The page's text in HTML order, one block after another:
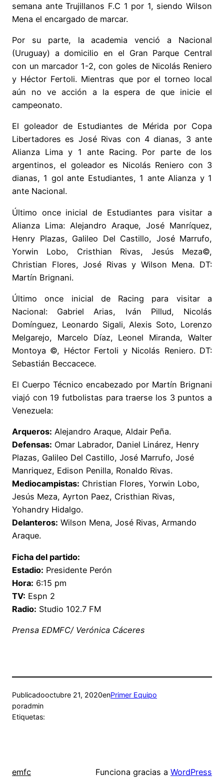
semana ante Trujillanos F.C 1 por 1, siendo Wilson
Mena el encargado de marcar.
Por su parte, la academia venció a Nacional
(Uruguay) a domicilio en el Gran Parque Central
con un marcador 1-2, con goles de Nicolás Reniero
y Héctor Fertoli. Mientras que por el torneo local
aún no ve acción a la espera de que inicie el
campeonato.
El goleador de Estudiantes de Mérida por Copa
Libertadores es José Rivas con 4 dianas, 3 ante
Alianza Lima y 1 ante Racing. Por parte de los
argentinos, el goleador es Nicolás Reniero con 3
dianas, 1 gol ante Estudiantes, 1 ante Alianza y 1
ante Nacional.
Último once inicial de Estudiantes para visitar a
Alianza Lima: Alejandro Araque, José Manríquez,
Henry Plazas, Galileo Del Castillo, José Marrufo,
Yorwin Lobo, Cristhian Rivas, Jesús Meza©,
Christian Flores, José Rivas y Wilson Mena. DT:
Martín Brignani.
Último once inicial de Racing para visitar a
Nacional: Gabriel Arias, Iván Pillud, Nicolás
Domínguez, Leonardo Sigali, Alexis Soto, Lorenzo
Melgarejo, Marcelo Díaz, Leonel Miranda, Walter
Montoya ©, Héctor Fertoli y Nicolás Reniero. DT:
Sebastián Beccacece.
El Cuerpo Técnico encabezado por Martín Brignani
viajó con 19 futbolistas para traerse los 3 puntos a
Venezuela:
Arqueros: Alejandro Araque, Aldair Peña.
Defensas: Omar Labrador, Daniel Linárez, Henry
Plazas, Galileo Del Castillo, José Marrufo, José
Manriquez, Edison Penilla, Ronaldo Rivas.
Mediocampistas: Christian Flores, Yorwin Lobo,
Jesús Meza, Ayrton Paez, Cristhian Rivas,
Yohandry Hidalgo.
Delanteros: Wilson Mena, José Rivas, Armando
Araque.
Ficha del partido:
Estadio: Presidente Perón
Hora: 6:15 pm
TV: Espn 2
Radio: Studio 102.7 FM
Prensa EDMFC/ Verónica Cáceres
Publicadooctubre 21, 2020enPrimer Equipo
poradmin
Etiquetas:
emfc Funciona gracias a WordPress